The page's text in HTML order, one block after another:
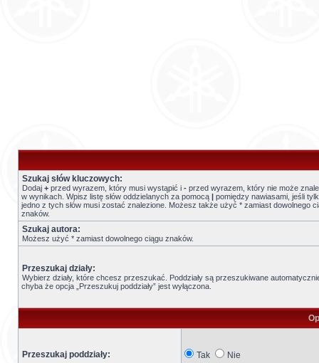
Szukaj słów kluczowych:
Dodaj + przed wyrazem, który musi wystąpić i - przed wyrazem, który nie może
w wynikach. Wpisz listę słów oddzielanych za pomocą | pomiędzy nawiasami, jeśli
jedno z tych słów musi zostać znalezione. Możesz także użyć * zamiast dowolnego
znaków.
Szukaj autora:
Możesz użyć * zamiast dowolnego ciągu znaków.
Przeszukaj działy:
Wybierz działy, które chcesz przeszukać. Poddziały są przeszukiwane
chyba że opcja „Przeszukuj poddziały” jest wyłączona.
Przeszukaj poddziały: Tak Nie